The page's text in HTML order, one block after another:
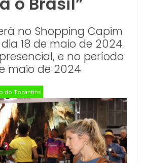
no Shopping Capim
18 de maio de 2024
e no período
maio de 2024
do Tocantins